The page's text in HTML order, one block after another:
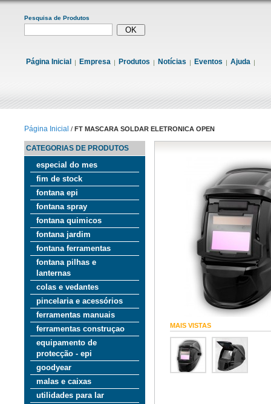
Pesquisa de Produtos
Página Inicial Empresa Produtos Notícias Eventos Ajuda
Página Inicial / FT MASCARA SOLDAR ELETRONICA OPEN
CATEGORIAS DE PRODUTOS
especial do mes
fim de stock
fontana epi
fontana spray
fontana quimicos
fontana jardim
fontana ferramentas
fontana pilhas e
lanternas
colas e vedantes
pincelaria e acessórios
ferramentas manuais
ferramentas construçao
equipamento de
protecção - epi
goodyear
malas e caixas
utilidades para lar
MAIS VISTAS